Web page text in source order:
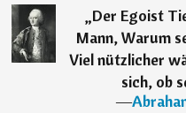
„Der Egoist
Mann, Warum
Viel nützlicher
sich, ob
―